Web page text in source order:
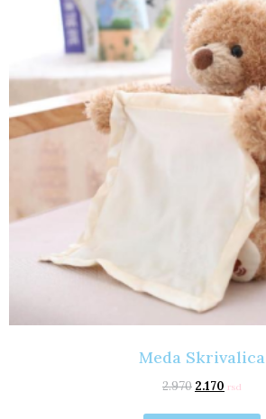
Meda Skrivalica
2.970 2.170 rsd